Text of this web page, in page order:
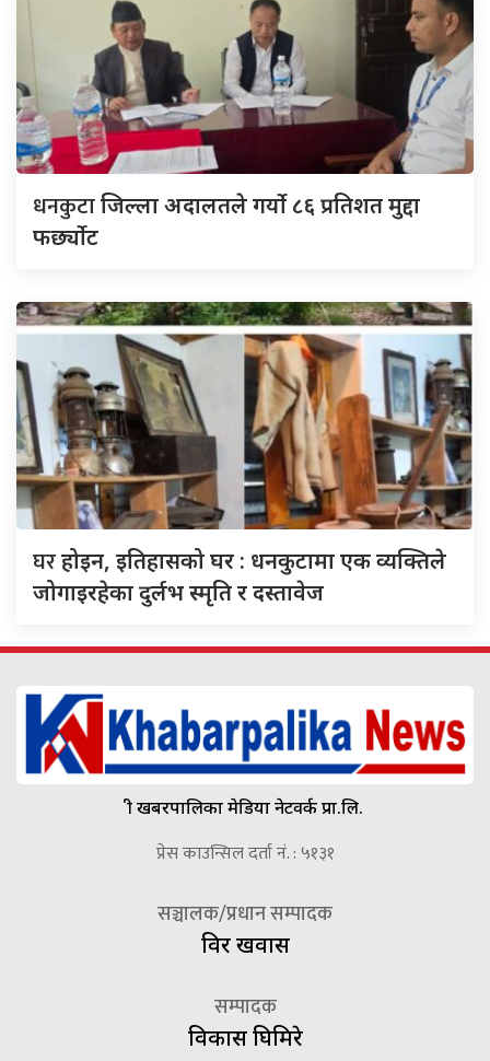
धनकुटाजिल्ला अदालतले गर्यो ८६ प्रतिशत मुद्दा
फर्छ्योट
घरहोइन, इतिहासको घर : धनकुटामा एक व्यक्तिले
जोगाइरहेका दुर्लभ स्मृति र दस्तावेज
श्री खबरपालिका मेडिया नेटवर्क प्रा.लि.
प्रेस काउन्सिल दर्ता नं. : ५१३१
सञ्चालक/प्रधान सम्पादक
विदुर खवास
सम्पादक
विकास घिमिरे